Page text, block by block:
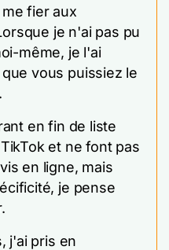
fier aux
je n'ai pas pu
même, je l'ai
vous puissiez le
en fin de liste
et ne font pas
en ligne, mais
je pense
j'ai pris en